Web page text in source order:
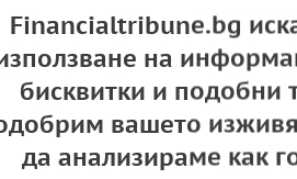
били на дъното в ЕС по
Financialtribune.bg
на
бисквитки и подобни
вашето
да анализираме как